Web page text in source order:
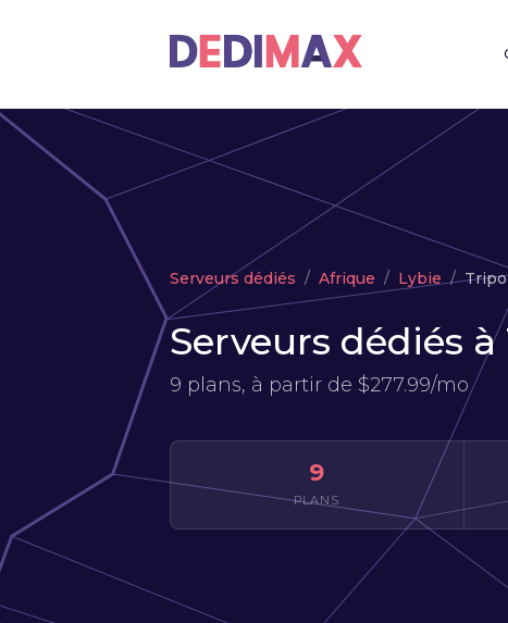
Serveurs dédiés Afrique Lybie
Serveurs dédiés
9 plans, à partir de $277.99/mo
9
PLANS